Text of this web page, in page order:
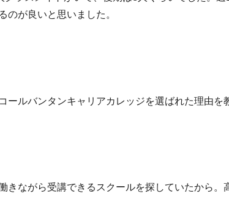
のが良いと思いました。
バンタンキャリアカレッジを選ばれた理由を教
きながら受講できるスクールを探していたから